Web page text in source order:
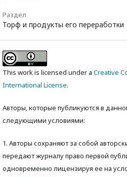
Раздел
Торф и продукты его переработки
This work is licensed under a Creative
International License.
Авторы, которые публикуются в
следующими условиями:
1. Авторы сохраняют за собой
передают журналу право первой
одновременно лицензируя ее на